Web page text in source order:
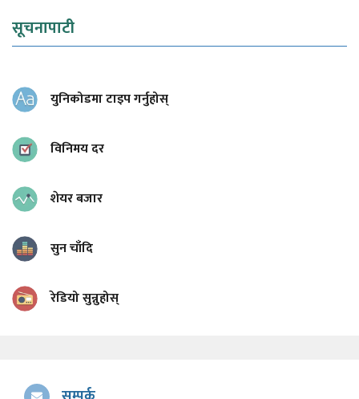
सूचनापाटी
युनिकोडमा टाइप गर्नुहोस्
विनिमय दर
शेयर बजार
सुन चाँदि
रेडियो सुन्नुहोस्